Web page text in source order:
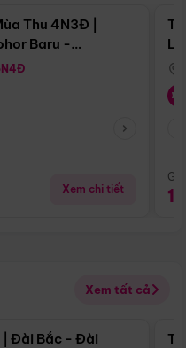
Thu 4N3Đ |
Baru -
Xem chi tiết
Xem tất cả
Điểm nổi bật
| Đài Bắc - Đài